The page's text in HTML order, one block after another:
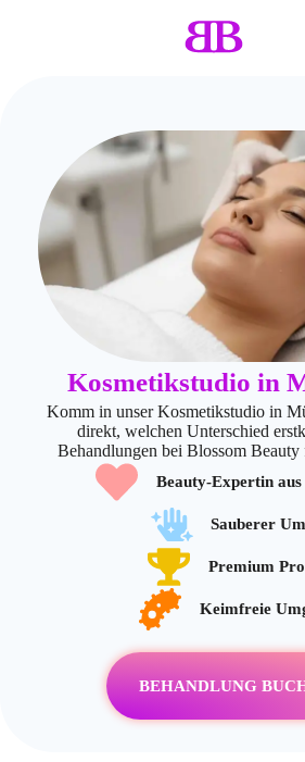
Kosmetikstudio in
Komm in unser Kosmetikstudio in
direkt, welchen Unterschied
Behandlungen bei Blossom
Beauty-Expertin
Sauberer
Premium
Keimfreie
BEHANDLUNG